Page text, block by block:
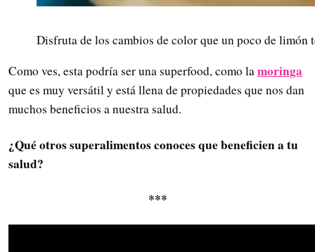
Disfruta de los cambios de color que un poco de
Como ves, esta podría ser una superfood, como lamoringa
que es muy versátil y está llena de propiedades que nos dan
muchos beneficios a nuestra salud.
¿Qué otros superalimentos conoces que beneficien a tu
salud?
***